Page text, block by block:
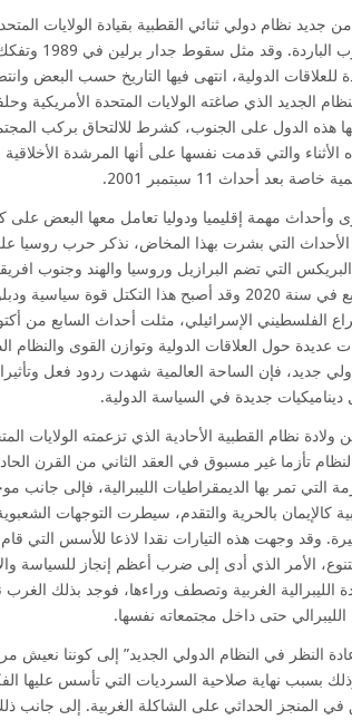
جديد نظام دولي ثنائي القطبية بقيادة الولايات
والاتحاد السوفياتي في إطار ما عرف
صياغة جديدة للعلاقات الدولية، انتهى فيها التاريخ حسب البعض
الجديد الذي صاغته الولايات المتحدة الأمريكية
هذه الدول على الجنوب، كشرط للالتحاق بركب
والتي قدمت نفسها على أنها المرشدة الأخلاقية
أحداث 11 سبتمبر 2001.
مهمة إقليميا ودوليا تعامل معها البعض على
التي بشرت بهذا المخاض، نذكر حرب روسيا على
التي تضم البرازيل وروسيا والهند وجنوب
اقتصاديا على مجموعة الدول الصناعية السبع في سنة 2020 وقد أصبح هذا التكتل قوة
الفلسطيني الإسرائيلي، مثلت أحداث السابع من
عديدة حول العلاقات الدولية وتوازن القوى والنظام
جديد، فإن الساحة العالمية شهدت ردود فعل
جديدة في السياسة الدولية.
تفكك الاتحاد السوفياتي سنة 1991 عن ولادة نظام القطبية الأحادية الذي تزعمته الولايات
تأزما غير مسبوق في العقد الثاني من القرن
تمر بها الديمقراطيات الليبرالية، فإلى جانب
كالإيمان بالحرية والتقدم، سيطرت التوجهات
وقد وجهت هذه التيارات نقدا لاذعا للأسس التي قام
الأمر الذي أدى إلى ضرب أعظم إنجاز للسياسة
الليبرالية الغربية وتصطف وراءها، فوجد بذلك
حتى داخل مجتمعاته نفسها.
النظر في النظام الدولي الجديد” إلى كوننا نعيش
بسبب نهاية صلاحية السرديات التي تأسس عليها
في المنجز الحداثي على الشاكلة الغربية. إلى جانب